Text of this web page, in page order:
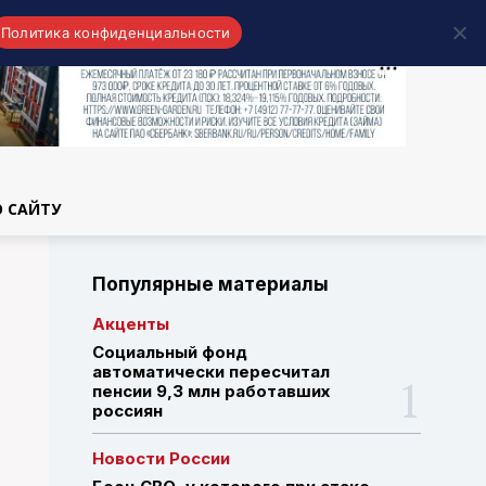
САЙТУ
Популярные материалы
Акценты
Социальный фонд
автоматически пересчитал
пенсии 9,3 млн работавших
россиян
Новости России
Политика конфиденциальности